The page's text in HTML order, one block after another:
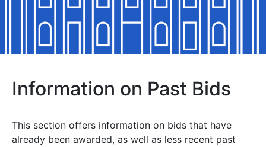
Show/Hide
Show/Hide
Show/Hide
Information on Past Bids
This section offers information on bids that have
already been awarded, as well as less recent past